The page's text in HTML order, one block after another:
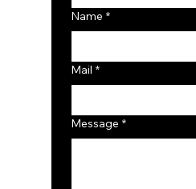
Name *
Mail *
Message *